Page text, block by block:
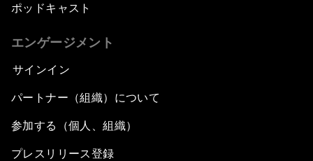
ポッドキャスト
エンゲージメント
サインイン
パートナー（組織）について
参加する（個人、組織）
プレスリリース登録